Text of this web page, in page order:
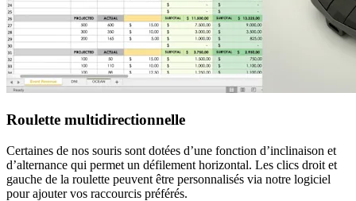
Roulette multidirectionnelle
Certaines de nos souris sont dotées d’une fonction d’inclinaison et
d’alternance qui permet un défilement horizontal. Les clics droit et
gauche de la roulette peuvent être personnalisés via notre logiciel
pour ajouter vos raccourcis préférés.